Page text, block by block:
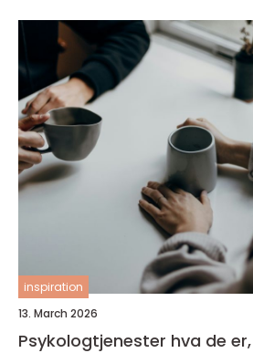
inspiration
13. March 2026
Psykologtjenester hva de er, og når de kan